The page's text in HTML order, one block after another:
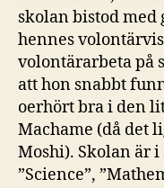
skolan bistod med
hennes
volontärarbeta på
att hon snabbt
oerhört bra i den
Machame (då det
Moshi). Skolan är
”Science”,